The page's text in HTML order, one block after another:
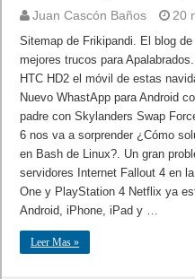
Juan Cascón Baños 20
Sitemap de Frikipandi. El blog
mejores trucos para
HTC HD2 el móvil de estas
Nuevo WhastApp para Android
padre con Skylanders Swap
6 nos va a sorprender ¿Cómo
en Bash de Linux?. Un gran
servidores Internet Fallout 4 en
One y PlayStation 4 Netflix ya
Android, iPhone, iPad y …
Leer Mas »